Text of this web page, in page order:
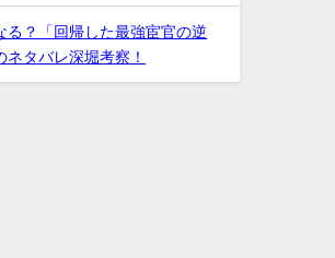
る？「回帰した最強宦官の逆
ネタバレ深堀考察！